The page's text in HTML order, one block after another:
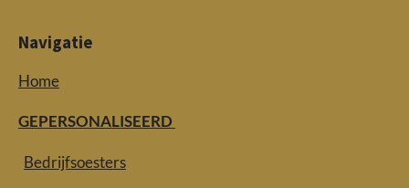
Navigatie
Home
GEPERSONALISEERD
Bedrijfsoesters